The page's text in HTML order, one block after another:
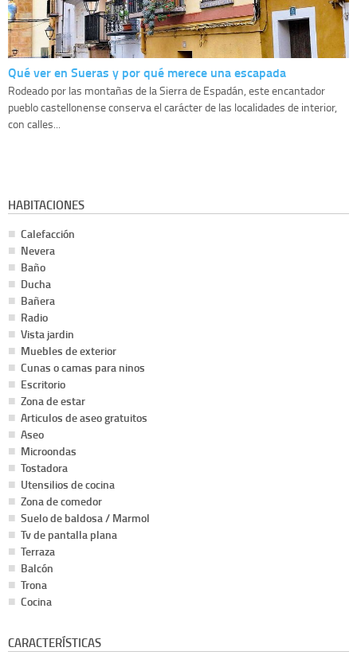
Qué ver en Sueras y por qué merece una escapada
Rodeado por las montañas de la Sierra de Espadán, este encantador
pueblo castellonense conserva el carácter de las localidades de interior,
con calles...
HABITACIONES
Calefacción
Nevera
Baño
Ducha
Bañera
Radio
Vista jardin
Muebles de exterior
Cunas o camas para ninos
Escritorio
Zona de estar
Articulos de aseo gratuitos
Aseo
Microondas
Tostadora
Utensilios de cocina
Zona de comedor
Suelo de baldosa / Marmol
Tv de pantalla plana
Terraza
Balcón
Trona
Cocina
CARACTERÍSTICAS